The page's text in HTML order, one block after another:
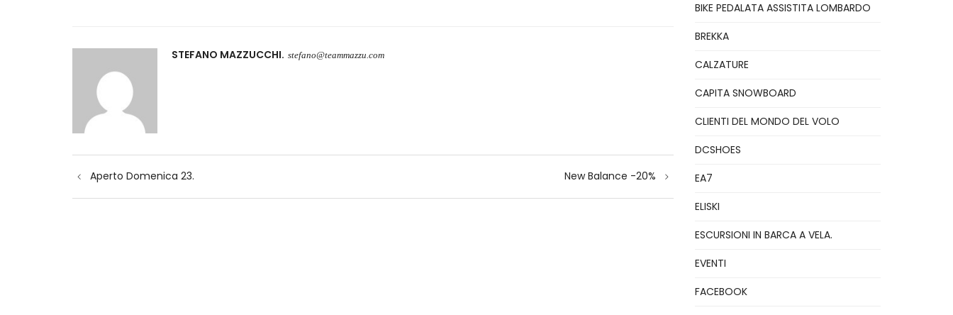
STEFANO MAZZUCCHI stefano@teammazzu.com
articoli
Aperto Domenica 23. New Balance -20%
BIKE PEDALATA ASSISTITA LOMBARDO
BREKKA
CALZATURE
CAPITA SNOWBOARD
CLIENTI DEL MONDO DEL VOLO
DCSHOES
EA7
ELISKI
ESCURSIONI IN BARCA A VELA.
EVENTI
FACEBOOK